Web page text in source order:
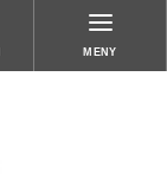
MENY